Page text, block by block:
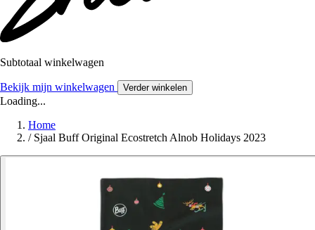
Subtotaal winkelwagen
Bekijk mijn winkelwagen Verder winkelen
Loading...
Home
/ Sjaal Buff Original Ecostretch Alnob Holidays 2023